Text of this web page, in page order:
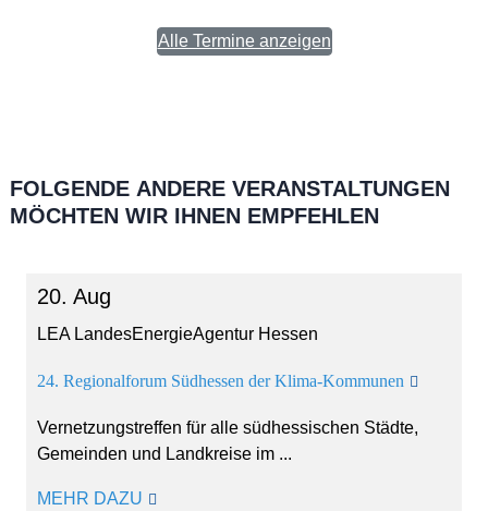
Alle Termine anzeigen
FOLGENDE ANDERE VERANSTALTUNGEN
MÖCHTEN WIR IHNEN EMPFEHLEN
20. Aug
LEA LandesEnergieAgentur Hessen
24. Regionalforum Südhessen der Klima-Kommunen
Vernetzungstreffen für alle südhessischen Städte,
Gemeinden und Landkreise im ...
MEHR DAZU